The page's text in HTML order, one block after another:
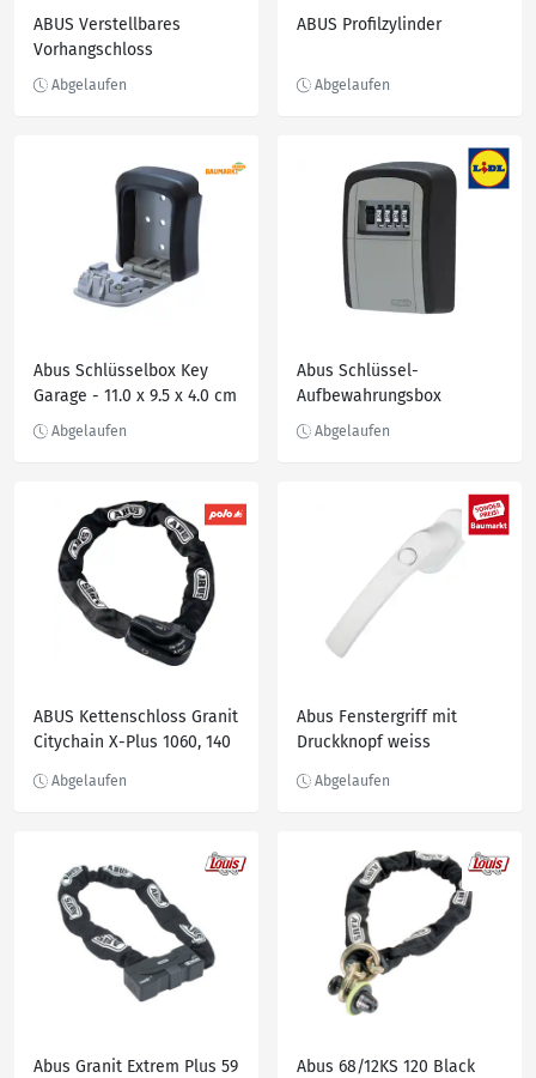
ABUS Verstellbares
Vorhangschloss
ABUS Profilzylinder
Abus Schlüsselbox Key
Garage - 11.0 x 9.5 x 4.0 cm
Abus Schlüssel-
Aufbewahrungsbox
ABUS Kettenschloss Granit
Citychain X-Plus 1060, 140
Abus Fenstergriff mit
Druckknopf weiss
Abus Granit Extrem Plus 59
Abus 68/12KS 120 Black